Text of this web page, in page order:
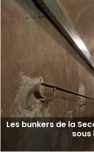
Les bunkers de la
sous